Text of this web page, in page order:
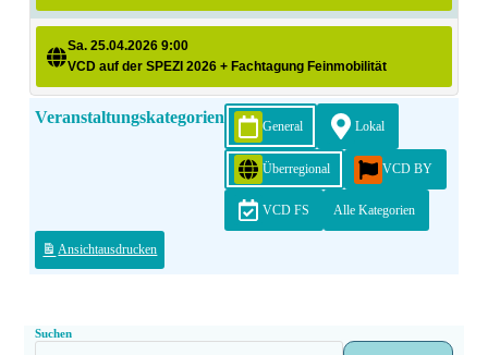
Sa. 25.04.2026 9:00
VCD auf der SPEZI 2026 + Fachtagung Feinmobilität
Veranstaltungskategorien General Lokal
Überregional VCD BY
VCD FS Alle Kategorien
Ansichtausdrucken
Suchen